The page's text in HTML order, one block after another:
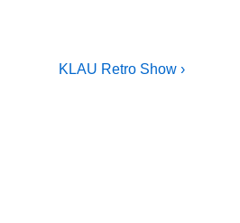
Next
KLAU Retro Show ›